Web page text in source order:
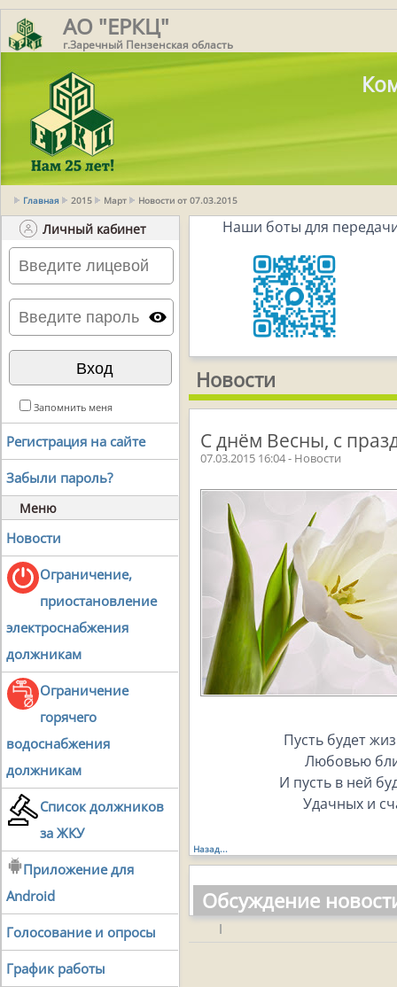
АО "ЕРКЦ"
г.Заречный Пензенская область
Главная 2015 Март Новости от 07.03.2015
Личный кабинет
Запомнить меня
Регистрация на сайте
Забыли пароль?
Меню
Новости
Ограничение,
приостановление
электроснабжения
должникам
Ограничение
горячего
водоснабжения
должникам
Список должников
за ЖКУ
Приложение для
Android
Голосование и опросы
График работы
Наши боты для
Новости
С днём Весны, с
07.03.2015 16:04 - Новости
Пусть будет
Любовью
И пусть в ней
Удачных и
Назад...
Обсуждение
|